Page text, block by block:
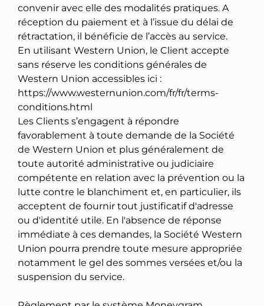
convenir avec elle des modalités pratiques. A
réception du paiement et à l’issue du délai de
rétractation, il bénéficie de l’accès au service.
En utilisant Western Union, le Client accepte
sans réserve les conditions générales de
Western Union accessibles ici :
https://www.westernunion.com/fr/fr/terms-
conditions.html
Les Clients s’engagent à répondre
favorablement à toute demande de la Société
de Western Union et plus généralement de
toute autorité administrative ou judiciaire
compétente en relation avec la prévention ou la
lutte contre le blanchiment et, en particulier, ils
acceptent de fournir tout justificatif d'adresse
ou d'identité utile. En l'absence de réponse
immédiate à ces demandes, la Société Western
Union pourra prendre toute mesure appropriée
notamment le gel des sommes versées et/ou la
suspension du service.